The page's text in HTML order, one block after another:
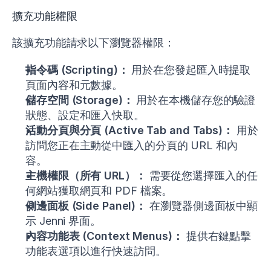
擴充功能權限
該擴充功能請求以下瀏覽器權限：
指令碼 (Scripting)：
用於在您發起匯入時提取
頁面內容和元數據。
儲存空間 (Storage)：
用於在本機儲存您的驗證
狀態、設定和匯入快取。
活動分頁與分頁 (Active Tab and Tabs)：
用於
訪問您正在主動從中匯入的分頁的 URL 和內
容。
主機權限（所有 URL）：
需要從您選擇匯入的任
何網站獲取網頁和 PDF 檔案。
側邊面板 (Side Panel)： 在瀏覽器側邊面板中顯
示 Jenni 界面。
內容功能表 (Context Menus)： 提供右鍵點擊
功能表選項以進行快速訪問。